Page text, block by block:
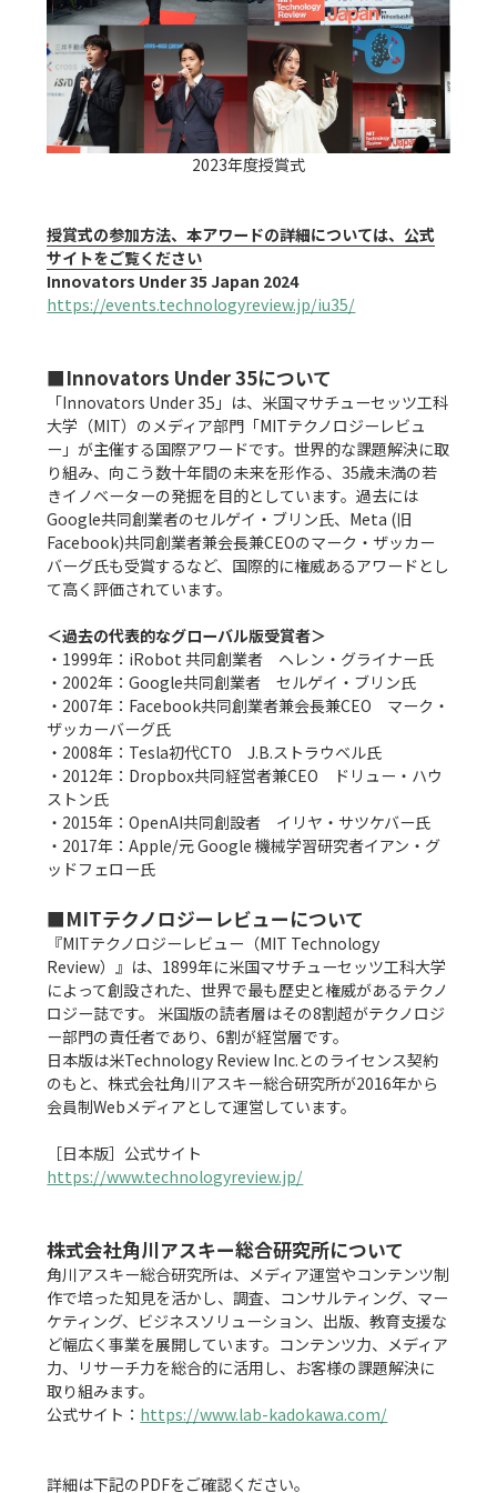
2023年度授賞式
授賞式の参加方法、本アワードの詳細については、公式
サイトをご覧ください
Innovators Under 35 Japan 2024
https://events.technologyreview.jp/iu35/
■Innovators Under 35について
「Innovators Under 35」は、米国マサチューセッツ工科
大学（MIT）のメディア部門「MITテクノロジーレビュ
ー」が主催する国際アワードです。世界的な課題解決に取
り組み、向こう数十年間の未来を形作る、35歳未満の若
きイノベーターの発掘を目的としています。過去には
Google共同創業者のセルゲイ・ブリン氏、Meta (旧
Facebook)共同創業者兼会長兼CEOのマーク・ザッカー
バーグ氏も受賞するなど、国際的に権威あるアワードとし
て高く評価されています。
＜過去の代表的なグローバル版受賞者＞
・1999年：iRobot 共同創業者　ヘレン・グライナー氏
・2002年：Google共同創業者　セルゲイ・ブリン氏
・2007年：Facebook共同創業者兼会長兼CEO　マーク・
ザッカーバーグ氏
・2008年：Tesla初代CTO　J.B.ストラウベル氏
・2012年：Dropbox共同経営者兼CEO　ドリュー・ハウ
ストン氏
・2015年：OpenAI共同創設者　イリヤ・サツケバー氏
・2017年：Apple/元 Google 機械学習研究者イアン・グ
ッドフェロー氏
■MITテクノロジーレビューについて
『MITテクノロジーレビュー（MIT Technology
Review）』は、1899年に米国マサチューセッツ工科大学
によって創設された、世界で最も歴史と権威があるテクノ
ロジー誌です。 米国版の読者層はその8割超がテクノロジ
ー部門の責任者であり、6割が経営層です。
日本版は米Technology Review Inc.とのライセンス契約
のもと、株式会社角川アスキー総合研究所が2016年から
会員制Webメディアとして運営しています。
https://www.technologyreview.jp/
株式会社角川アスキー総合研究所について
角川アスキー総合研究所は、メディア運営やコンテンツ制
作で培った知見を活かし、調査、コンサルティング、マー
ケティング、ビジネスソリューション、出版、教育支援な
ど幅広く事業を展開しています。コンテンツ力、メディア
力、リサーチ力を総合的に活用し、お客様の課題解決に
取り組みます。
公式サイト： https://www.lab-kadokawa.com/